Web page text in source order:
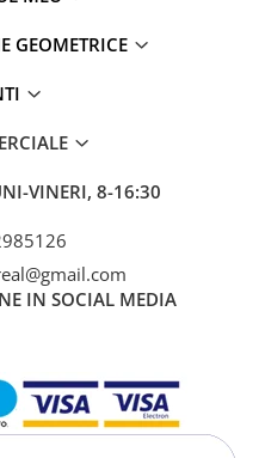
GEOMETRICE
VINERI, 8-16:30
IN SOCIAL MEDIA